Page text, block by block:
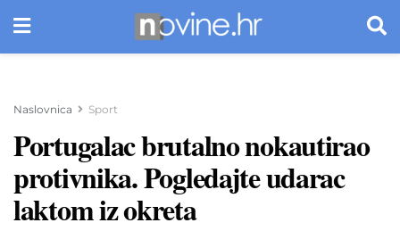
Naslovnica Sport
Portugalac brutalno nokautirao
protivnika. Pogledajte udarac
laktom iz okreta